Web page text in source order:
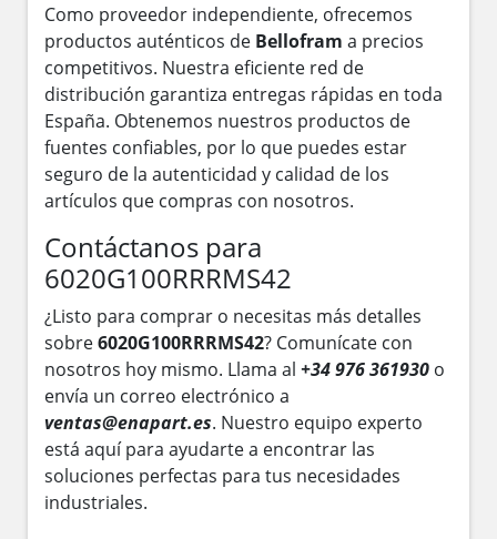
Como proveedor independiente, ofrecemos
productos auténticos de Bellofram a precios
competitivos. Nuestra eficiente red de
distribución garantiza entregas rápidas en toda
España. Obtenemos nuestros productos de
fuentes confiables, por lo que puedes estar
seguro de la autenticidad y calidad de los
artículos que compras con nosotros.
Contáctanos para
6020G100RRRMS42
¿Listo para comprar o necesitas más detalles
sobre6020G100RRRMS42? Comunícate con
nosotros hoy mismo. Llama al +34 976 361930 o
envía un correo electrónico a
ventas@enapart.es. Nuestro equipo experto
está aquí para ayudarte a encontrar las
soluciones perfectas para tus necesidades
industriales.